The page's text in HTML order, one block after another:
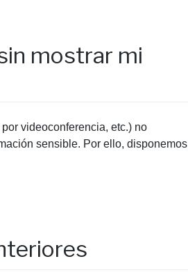
mostrar mi
videoconferencia, etc.) no
sensible. Por ello, disponemos